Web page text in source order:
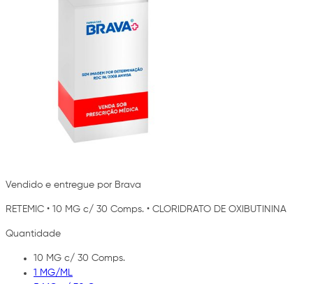
Vendido e entregue por Brava
RETEMIC • 10 MG c/ 30 Comps. • CLORIDRATO DE OXIBUTININA
Quantidade
10 MG c/ 30 Comps.
1 MG/ML